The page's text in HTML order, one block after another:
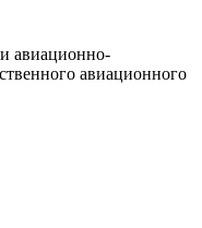
авиационно-
авиационного